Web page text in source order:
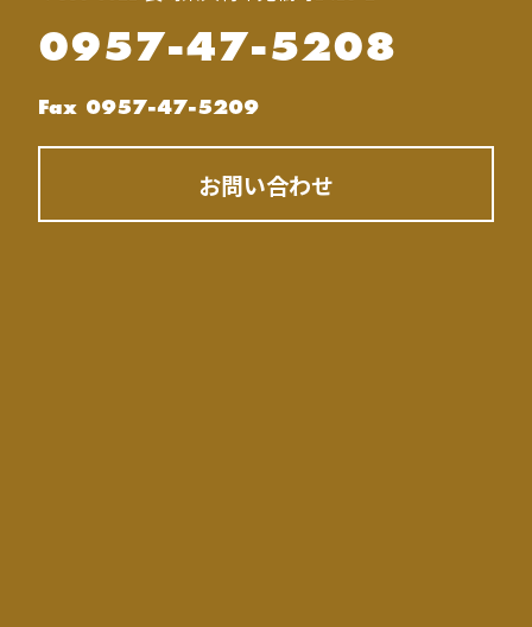
0957-47-5208
Fax 0957-47-5209
お問い合わせ